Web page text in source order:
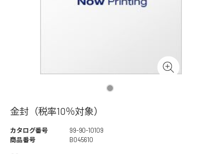
金封（税率10％対象）
カタログ番号
99-90-10109
商品番号
B045610